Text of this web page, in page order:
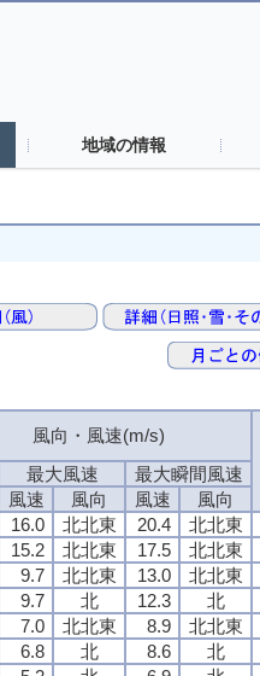
地域の情報
風向・風速(m/s)
最大風速 最大瞬間風速
風速 風向 風速 風向
16.0 北北東 20.4 北北東
15.2 北北東 17.5 北北東
9.7 北北東 13.0 北北東
9.7 北 12.3 北
7.0 北北東 8.9 北北東
6.8 北 8.6 北